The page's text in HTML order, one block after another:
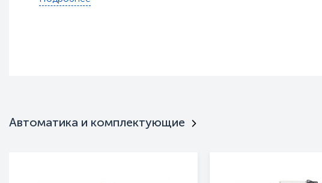
Тип установки
Нержавейка
Автоматика и комплектующие